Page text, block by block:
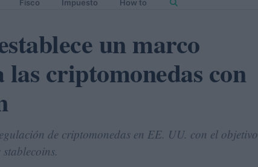
Fisco Impuesto How to
un marco
criptomonedas con
de criptomonedas en EE. UU. con el objetivo